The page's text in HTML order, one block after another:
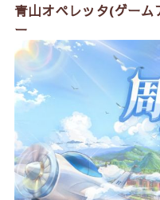
青山オペレッタ(ゲー
ー